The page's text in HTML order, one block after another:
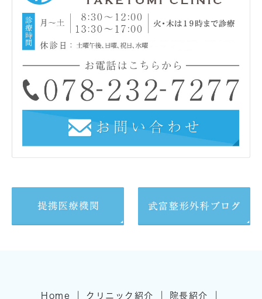
Home クリニック紹介 院長紹介